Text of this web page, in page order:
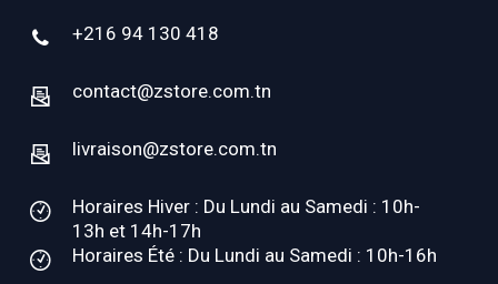
+216 94 130 418
contact@zstore.com.tn
livraison@zstore.com.tn
Horaires Hiver : Du Lundi au Samedi : 10h-
13h et 14h-17h
Horaires Été : Du Lundi au Samedi : 10h-16h